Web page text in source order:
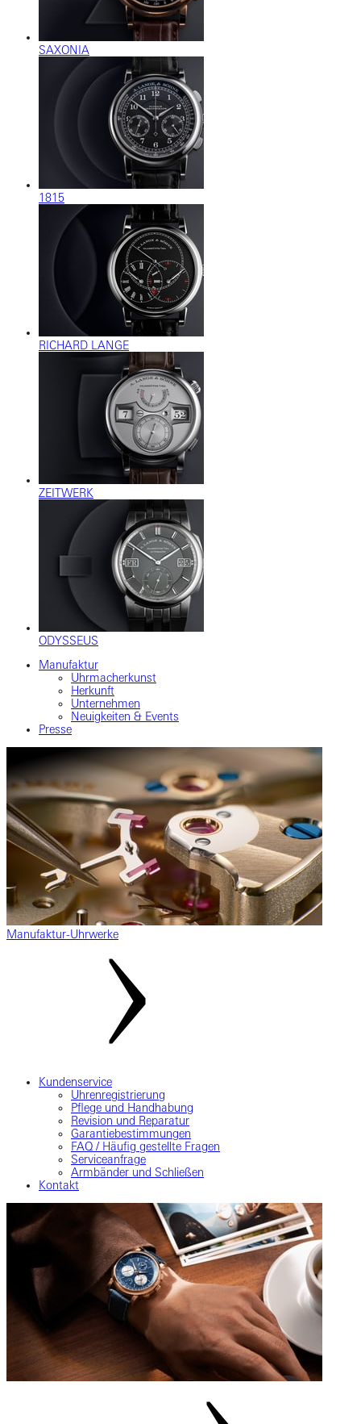
SAXONIA
1815
RICHARD LANGE
ZEITWERK
ODYSSEUS
Manufaktur
Uhrmacherkunst
Herkunft
Unternehmen
Neuigkeiten & Events
Presse
Manufaktur-Uhrwerke
Kundenservice
Uhrenregistrierung
Pflege und Handhabung
Revision und Reparatur
Garantiebestimmungen
FAQ / Häufig gestellte Fragen
Serviceanfrage
Armbänder und Schließen
Kontakt